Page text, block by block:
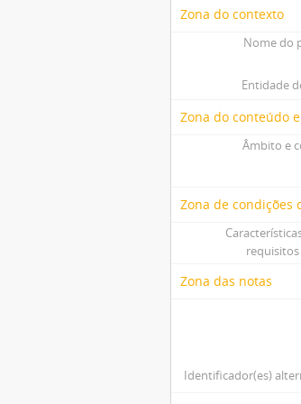
Zona do contexto
Nome do
Entidade
Zona do conteúdo
Âmbito e
Zona de condições
Zona das notas
Identificador(es)